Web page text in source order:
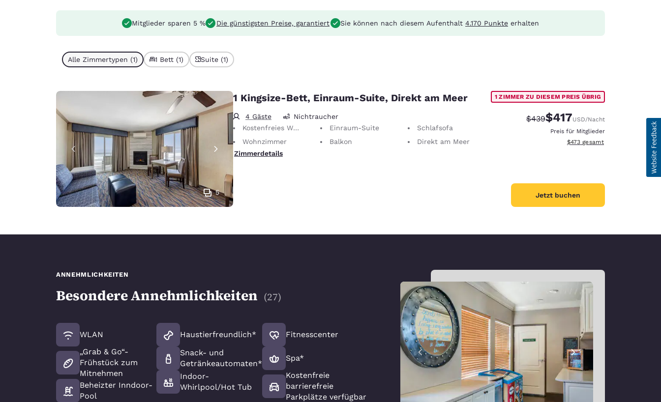
Mitglieder sparen 5 % Die günstigsten Preise, garantiert Sie können nach diesem Aufenthalt 4.170 Punkte erhalten
Alle Zimmertypen (1) 1 Bett (1) Suite (1)
5
1 Kingsize-Bett, Einraum-Suite, Direkt am Meer
4 Gäste
Nichtraucher
Kostenfreies WLAN
Einraum-Suite
Schlafsofa
Wohnzimmer
Balkon
Direkt am Meer
Zimmerdetails
1 ZIMMER ZU DIESEM PREIS ÜBRIG
Durchgestrichener Preis:
$439Vergünstigter Preis:
$417USD/Nacht
Preis für Mitglieder
Geschätzte Gesamtdetails
$473 gesamt
Jetzt buchen
ANNEHMLICHKEITEN
Besondere Annehmlichkeiten (27)
WLAN
„Grab & Go“-
Frühstück zum
Mitnehmen
Beheizter Inndoor-
Pool
Haustierfreundlich*
Snack- und
Getränkeautomaten*
Indoor-
Whirlpool/Hot Tub
Fitnesscenter
Spa*
Kostenfreie
barrierefreie
Parkplätze verfügbar